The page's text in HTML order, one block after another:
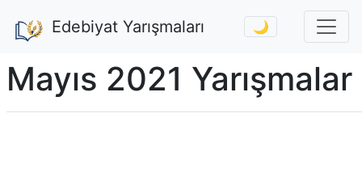
Edebiyat Yarışmaları 🌙
Mayıs 2021 Yarışmalar